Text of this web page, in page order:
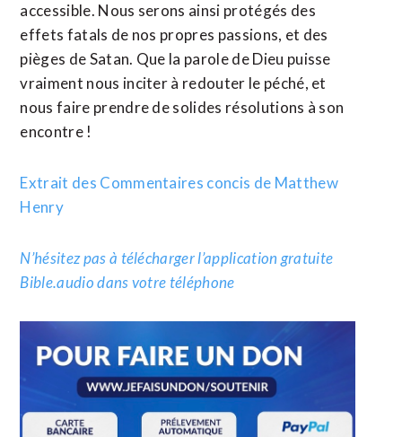
accessible. Nous serons ainsi protégés des
effets fatals de nos propres passions, et des
pièges de Satan. Que la parole de Dieu puisse
vraiment nous inciter à redouter le péché, et
nous faire prendre de solides résolutions à son
encontre !
Extrait des Commentaires concis de Matthew
Henry
N’hésitez pas à télécharger l’application gratuite
Bible.audio dans votre téléphone